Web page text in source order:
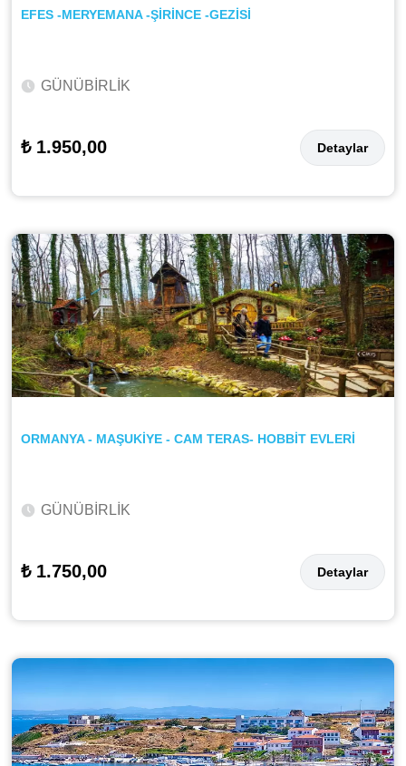
EFES -MERYEMANA -ŞİRİNCE -GEZİSİ
GÜNÜBİRLİK
₺ 1.950,00 Detaylar
ORMANYA - MAŞUKİYE - CAM TERAS- HOBBİT EVLERİ
GÜNÜBİRLİK
₺ 1.750,00 Detaylar